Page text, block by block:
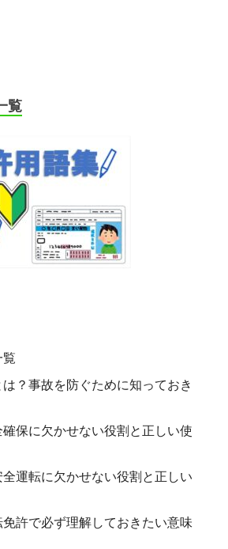
覧
？事故を防ぐために知っておき
保に欠かせない役割と正しい使
運転に欠かせない役割と正しい
許で必ず理解しておきたい意味